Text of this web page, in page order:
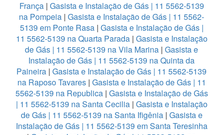
França | Gasista e Instalação de Gás | 11 5562-5139
na Pompeia | Gasista e Instalação de Gás | 11 5562-
5139 em Ponte Rasa| Gasista e Instalação de Gás |
11 5562-5139 na Quarta Parada| Gasista e Instalação
de Gás | 11 5562-5139 na Vila Marina | Gasista e
Instalação de Gás | 11 5562-5139 na Quinta da
Paineira | Gasista e Instalação de Gás | 11 5562-5139
na Raposo Tavares| Gasista e Instalação de Gás | 11
5562-5139 na Republica| Gasista e Instalação de Gás
| 11 5562-5139 na Santa Cecilia| Gasista e Instalação
de Gás | 11 5562-5139 na Santa Ifigênia | Gasista e
Instalação de Gás | 11 5562-5139 em Santa Teresinha